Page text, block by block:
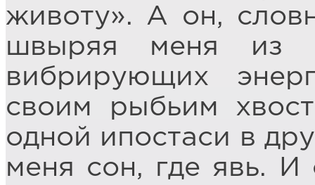
животу». А он,
швыряя меня из
вибрирующих
своим рыбьим
одной ипостаси в
меня сон, где явь. И